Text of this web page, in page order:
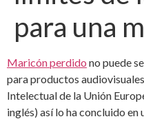
para una
Maricón perdido no puede
para productos
Intelectual de la Unión
inglés) así lo ha concluido